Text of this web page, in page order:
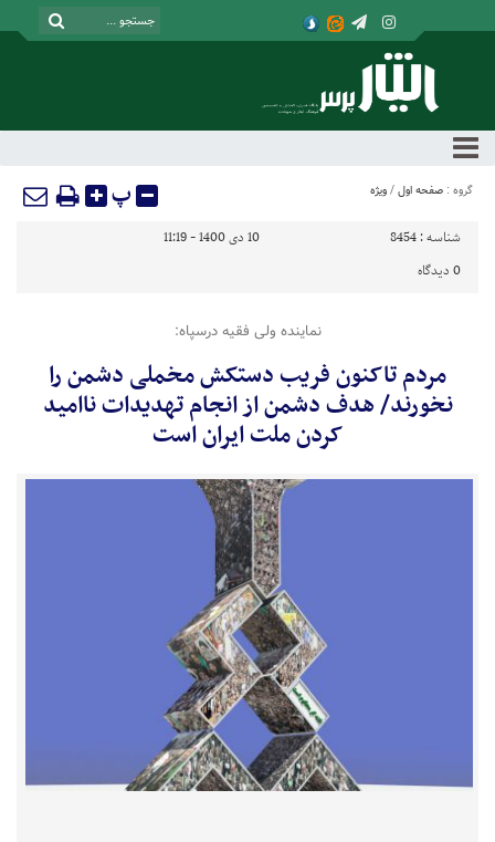
گروه : صفحه اول / ویژه پ
شناسه : 8454
10 دی 1400 - 11:19
0 دیدگاه
نماینده ولی فقیه درسپاه:
مردم تاکنون فریب دستکش مخملی دشمن را
نخورند/ هدف دشمن از انجام ‌تهدیدات ناامید
کردن ملت ایران است